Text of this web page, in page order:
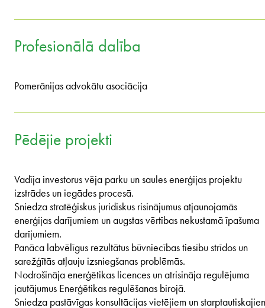
Profesionālā dalība
Pomerānijas advokātu asociācija
Pēdējie projekti
Vadīja investorus vēja parku un saules enerģijas projektu
izstrādes un iegādes procesā.
Sniedza stratēģiskus juridiskus risinājumus atjaunojamās
enerģijas darījumiem un augstas vērtības nekustamā īpašuma
darījumiem.
Panāca labvēlīgus rezultātus būvniecības tiesību strīdos un
sarežģītās atļauju izsniegšanas problēmās.
Nodrošināja enerģētikas licences un atrisināja regulējuma
jautājumus Enerģētikas regulēšanas birojā.
Sniedza pastāvīgas konsultācijas vietējiem un